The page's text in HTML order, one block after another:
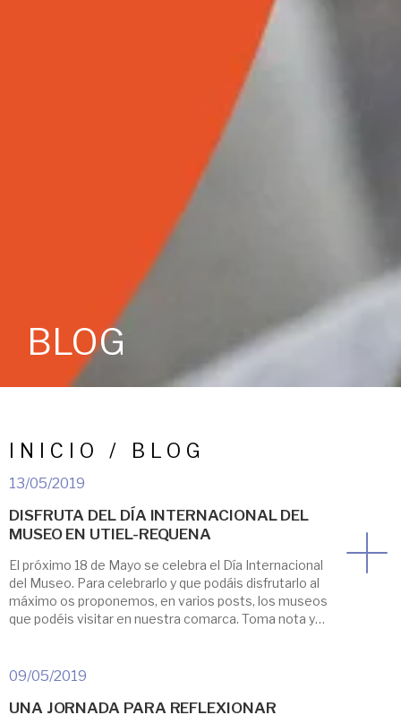
BLOG
INICIO / BLOG
13/05/2019
DISFRUTA DEL DÍA INTERNACIONAL DEL
MUSEO EN UTIEL-REQUENA
El próximo 18 de Mayo se celebra el Día Internacional
del Museo. Para celebrarlo y que podáis disfrutarlo al
máximo os proponemos, en varios posts, los museos
que podéis visitar en nuestra comarca. Toma nota y
Requena. Museo Municipal de […]
09/05/2019
UNA JORNADA PARA REFLEXIONAR